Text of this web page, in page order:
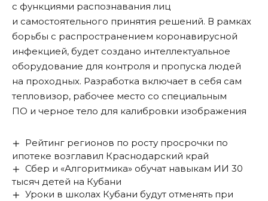
с функциями распознавания лиц
и самостоятельного принятия решений. В рамках
борьбы с распространением коронавирусной
инфекцией, будет создано интеллектуальное
оборудование для контроля и пропуска людей
на проходных. Разработка включает в себя сам
тепловизор, рабочее место со специальным
ПО и черное тело для калибровки изображения
Рейтинг регионов по росту просрочки по
ипотеке возглавил Краснодарский край
Сбер и «Алгоритмика» обучат навыкам ИИ 30
тысяч детей на Кубани
Уроки в школах Кубани будут отменять при